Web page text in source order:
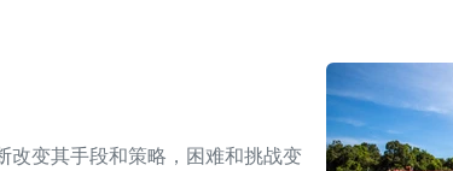
改变其手段和策略，困难和挑战变